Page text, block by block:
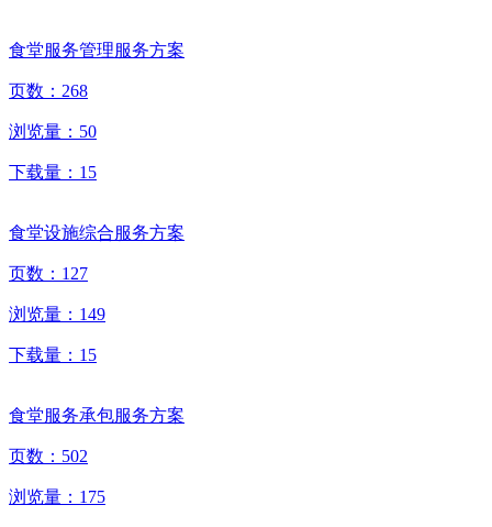
食堂服务管理服务方案
页数： 268
浏览量： 50
下载量： 15
食堂设施综合服务方案
页数： 127
浏览量： 149
下载量： 15
食堂服务承包服务方案
页数： 502
浏览量： 175